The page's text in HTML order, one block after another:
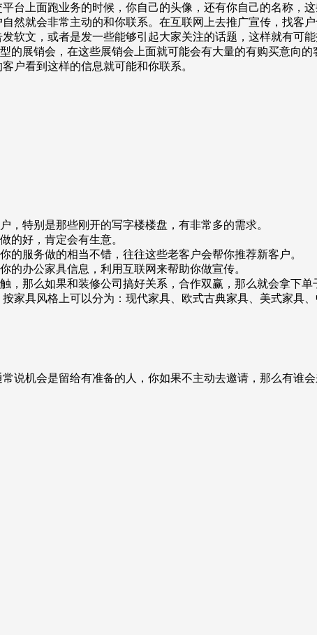
台上面跑业务的时候，你自己的头像，还有你自己的名称，
然就会非常主动的和你联系。在互联网上去推广宣传，找客
文，或者是发一些能够引起大家关注的话题，这样就有可能
展销会，在这些展销会上面就可能会有大量的有购买意向的
户看到这样的信息就可能和你联系。
，特别是那些刚开的写字楼楼盘，有非常多的需求。
的好，肯定会有生意。
服务做的相当不错，往往这些老客户会帮你推荐新客户。
的办公家具信息，利用互联网来帮助你做宣传。
那么如果和装修公司搞好关系，合作双赢，那么就会拿下单
家具风格上可以分为：现代家具、欧式古典家具、美式家具、
说机会是留给有准备的人，你如果不主动去邀请，那么有谁